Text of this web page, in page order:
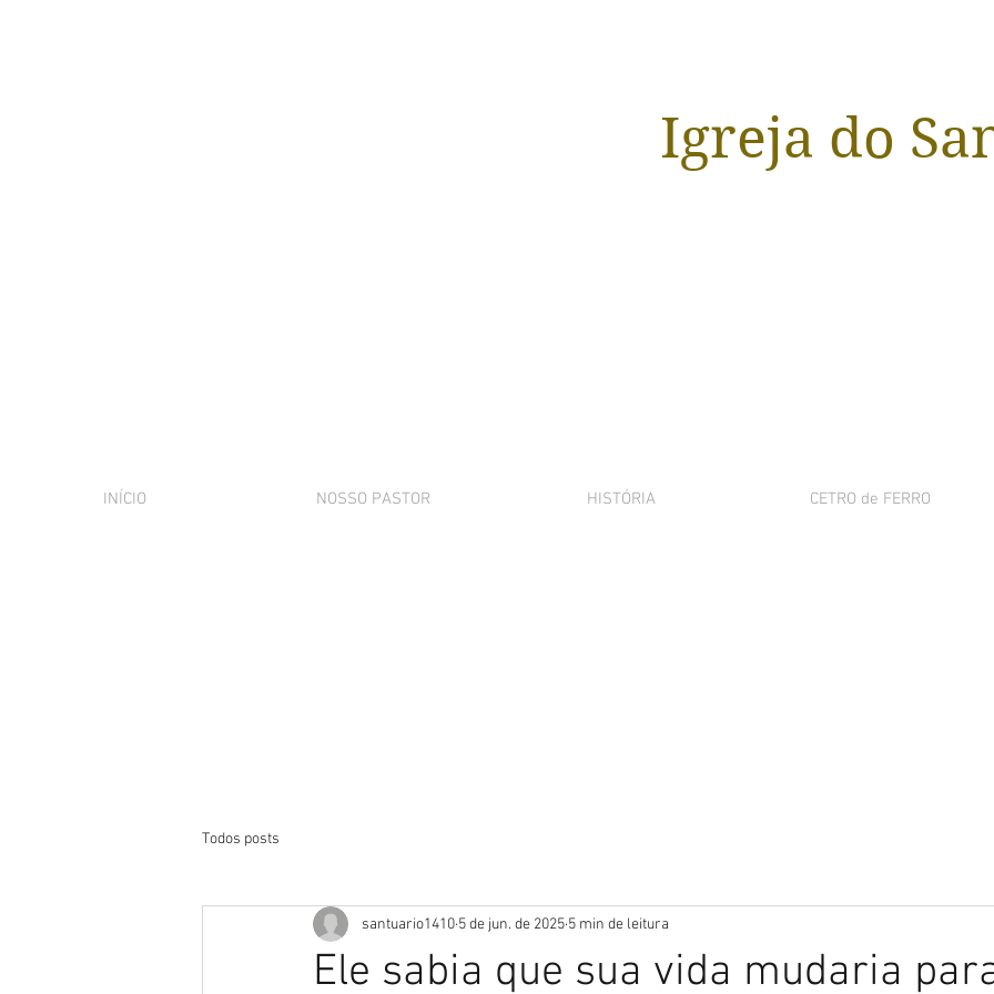
Igreja do
INÍCIO NOSSO PASTOR HISTÓRIA CETRO de FERRO
Todos posts
Ele sabia que sua vida mudaria
santuario1410 5 de jun. de 2025 5 min de leitura